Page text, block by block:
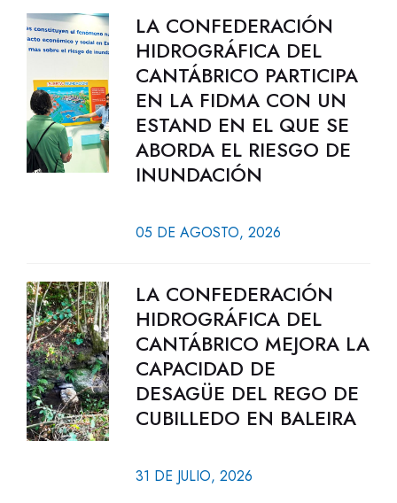
LA CONFEDERACIÓN
HIDROGRÁFICA DEL
CANTÁBRICO PARTICIPA
EN LA FIDMA CON UN
ESTAND EN EL QUE SE
ABORDA EL RIESGO DE
INUNDACIÓN
05 DE AGOSTO, 2026
LA CONFEDERACIÓN
HIDROGRÁFICA DEL
CANTÁBRICO MEJORA LA
CAPACIDAD DE
DESAGÜE DEL REGO DE
CUBILLEDO EN BALEIRA
31 DE JULIO, 2026